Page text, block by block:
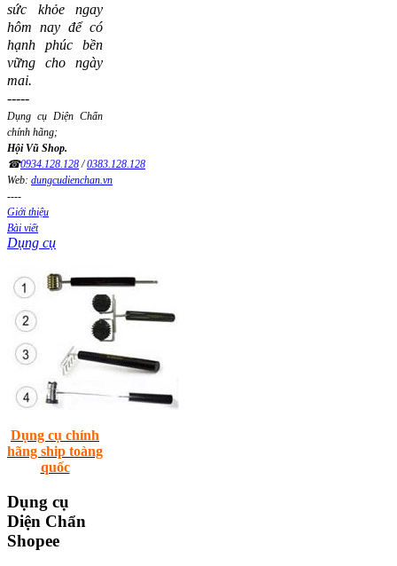
sức khỏe ngay
hôm nay để có
hạnh phúc bền
vững cho ngày
mai.
-----
Dụng cụ Diện Chẩn
chính hãng;
Hội Vũ Shop.
☎0934.128.128/0383.128.128
Web: dungcudienchan.vn
----
Giới thiệu
Bài viết
Dụng cụ
Dụng cụ chính
hãng ship toàng
quốc
Dụng cụ
Diện Chẩn
Shopee